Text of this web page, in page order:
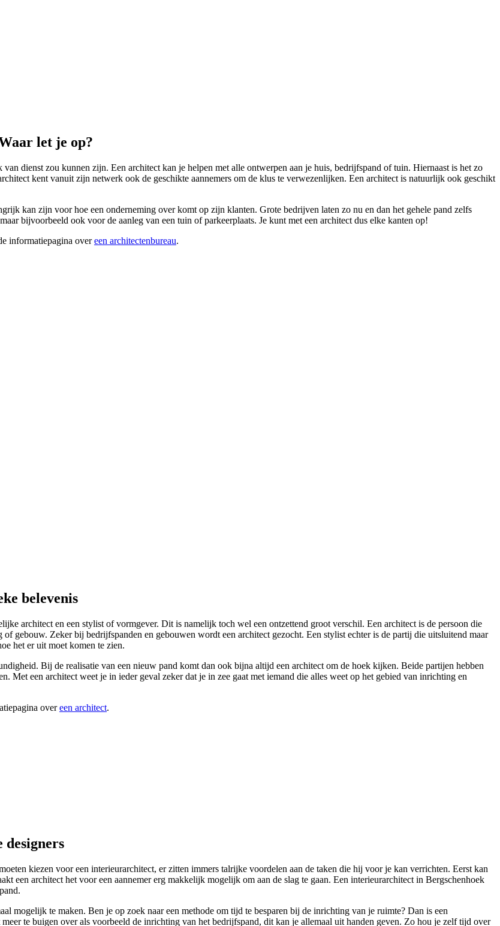
let je op?
dienst zou kunnen zijn. Een architect kan je helpen met alle ontwerpen aan je huis, bedrijfspand of tuin. Hiernaast is het zo
kent vanuit zijn netwerk ook de geschikte aannemers om de klus te verwezenlijken. Een architect is natuurlijk ook geschikt
kan zijn voor hoe een onderneming over komt op zijn klanten. Grote bedrijven laten zo nu en dan het gehele pand zelfs
bijvoorbeeld ook voor de aanleg van een tuin of parkeerplaats. Je kunt met een architect dus elke kanten op!
informatiepagina overeen architectenbureau.
belevenis
architect en een stylist of vormgever. Dit is namelijk toch wel een ontzettend groot verschil. Een architect is de persoon die
gebouw. Zeker bij bedrijfspanden en gebouwen wordt een architect gezocht. Een stylist echter is de partij die uitsluitend maar
het er uit moet komen te zien.
Bij de realisatie van een nieuw pand komt dan ook bijna altijd een architect om de hoek kijken. Beide partijen hebben
Met een architect weet je in ieder geval zeker dat je in zee gaat met iemand die alles weet op het gebied van inrichting en
overeen architect.
designers
kiezen voor een interieurarchitect, er zitten immers talrijke voordelen aan de taken die hij voor je kan verrichten. Eerst kan
een architect het voor een aannemer erg makkelijk mogelijk om aan de slag te gaan. Een interieurarchitect in Bergschenhoek
te maken. Ben je op zoek naar een methode om tijd te besparen bij de inrichting van je ruimte? Dan is een
te buigen over als voorbeeld de inrichting van het bedrijfspand, dit kan je allemaal uit handen geven. Zo hou je zelf tijd over